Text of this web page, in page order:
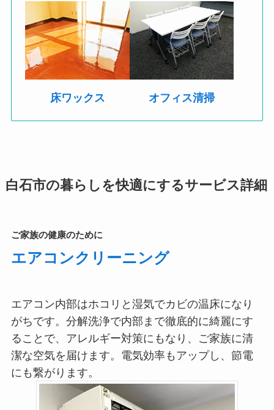
床ワックス オフィス清掃
白石市の暮らしを快適にするサービス詳細
ご家族の健康のために
エアコンクリーニング
エアコン内部はホコリと湿気でカビの温床になり
がちです。分解洗浄で内部まで徹底的に綺麗にす
ることで、アレルギー対策にもなり、ご家族に清
潔な空気を届けます。電気効率もアップし、節電
にも繋がります。